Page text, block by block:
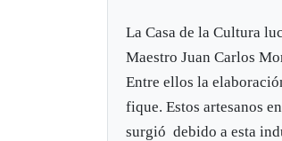
La Casa de la Cultura
Maestro Juan Carlos
Entre ellos la
fique. Estos artesanos
surgió debido a esta